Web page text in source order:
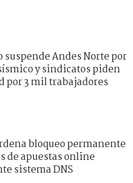
suspende Andes Norte por
y sindicatos piden
por 3 mil trabajadores
bloqueo permanente
de apuestas online
sistema DNS